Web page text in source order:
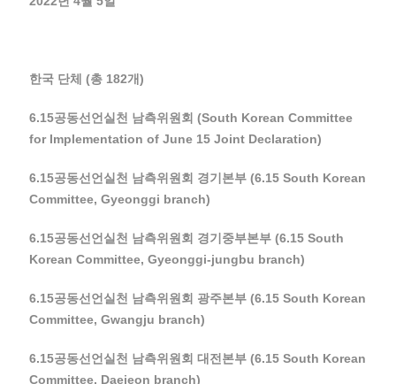
한국 단체 (총 182개)
6.15공동선언실천 남측위원회 (South Korean Committee
for Implementation of June 15 Joint Declaration)
6.15공동선언실천 남측위원회 경기본부 (6.15 South Korean
Committee, Gyeonggi branch)
6.15공동선언실천 남측위원회 경기중부본부 (6.15 South
Korean Committee, Gyeonggi-jungbu branch)
6.15공동선언실천 남측위원회 광주본부 (6.15 South Korean
Committee, Gwangju branch)
6.15공동선언실천 남측위원회 대전본부 (6.15 South Korean
Committee, Daejeon branch)